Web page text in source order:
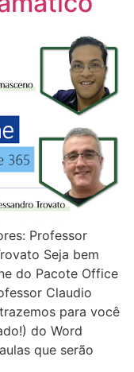
Professor
Seja bem
do Pacote Office
Claudio
para você
do Word
que serão